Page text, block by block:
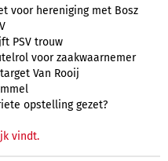
voor hereniging met Bosz
PSV trouw
voor zaakwaarnemer
Van Rooij
opstelling gezet?
vindt.